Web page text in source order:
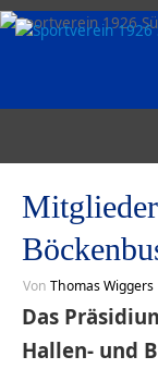
VonThomas Wiggers
Das
Hallen- und